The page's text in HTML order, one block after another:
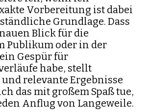
Vorbereitung ist dabei
Grundlage. Dass
Blick für die
Publikum oder in der
Gespür für
habe, stellt
relevante Ergebnisse
das mit großem Spaß tue,
Anflug von Langeweile.